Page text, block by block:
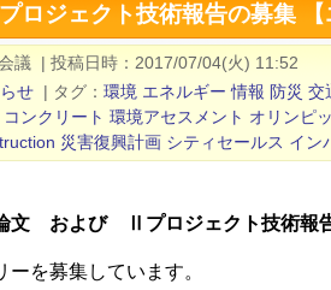
ロジェクト技術報告の募集 【
議 | 投稿日時
2017/07/04(火) 11:52
せ | タグ 環境 エネルギー 情報 防災 交
コンクリート 環境アセスメント オリンピ
災害復興計画 シティセールス イン
文 および Ⅱプロジェクト技術報
を募集しています。